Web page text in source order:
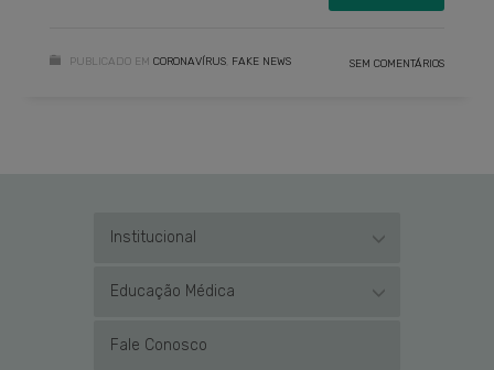
PUBLICADO EM CORONAVÍRUS FAKE NEWS SEM COMENTÁRIOS
Institucional
Educação Médica
Fale Conosco